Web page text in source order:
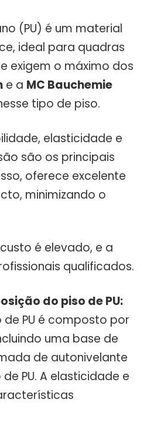
(PU) é um material
ideal para quadras
exigem o máximo dos
e a MC Bauchemie
tipo de piso.
elasticidade e
são os principais
oferece excelente
minimizando o
é elevado, e a
qualificados.
do piso de PU:
de PU é composto por
uma base de
de autonivelante
PU. A elasticidade e